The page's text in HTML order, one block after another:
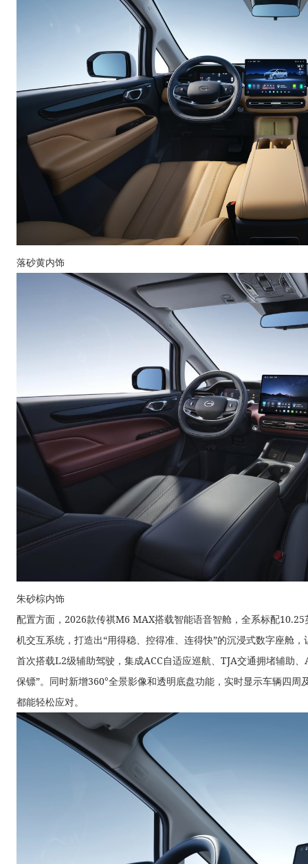
落砂黄内饰
朱砂棕内饰
配置方面，2026款传祺M6 MAX搭载智能语音智舱，全系标配
机交互系统，打造出“用得稳、控得准、连得快”的沉浸式数字座舱
首次搭载L2级辅助驾驶，集成ACC自适应巡航、TJA交通拥堵辅助
保镖”。同时新增360°全景影像和透明底盘功能，实时显示车辆四
都能轻松应对。